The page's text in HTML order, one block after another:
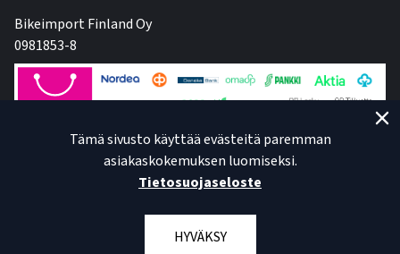
Bikeimport Finland Oy
0981853-8
Tämä sivusto käyttää evästeitä paremman
asiakaskokemuksen luomiseksi.
Tietosuojaseloste
HYVÄKSY